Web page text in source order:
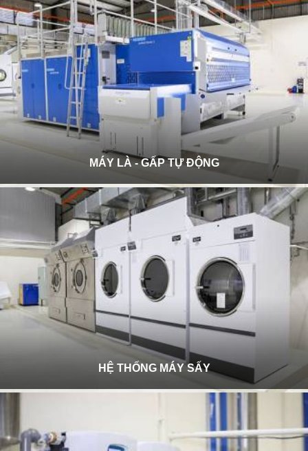
MÁY LÀ - GẤP TỰ ĐỘNG
HỆ THỐNG MÁY SẤY